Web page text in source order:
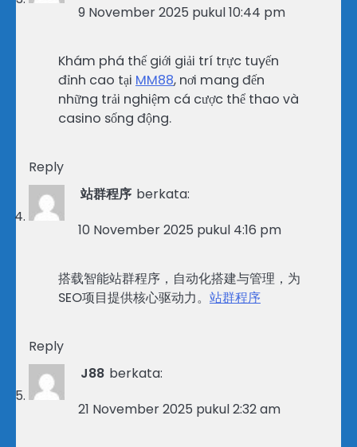
9 November 2025 pukul 10:44 pm
Khám phá thế giới giải trí trực tuyến
đỉnh cao tại MM88, nơi mang đến
những trải nghiệm cá cược thể thao và
casino sống động.
Reply
站群程序 berkata:
10 November 2025 pukul 4:16 pm
搭载智能站群程序，自动化搭建与管理，为
SEO项目提供核心驱动力。 站群程序
Reply
J88 berkata:
21 November 2025 pukul 2:32 am